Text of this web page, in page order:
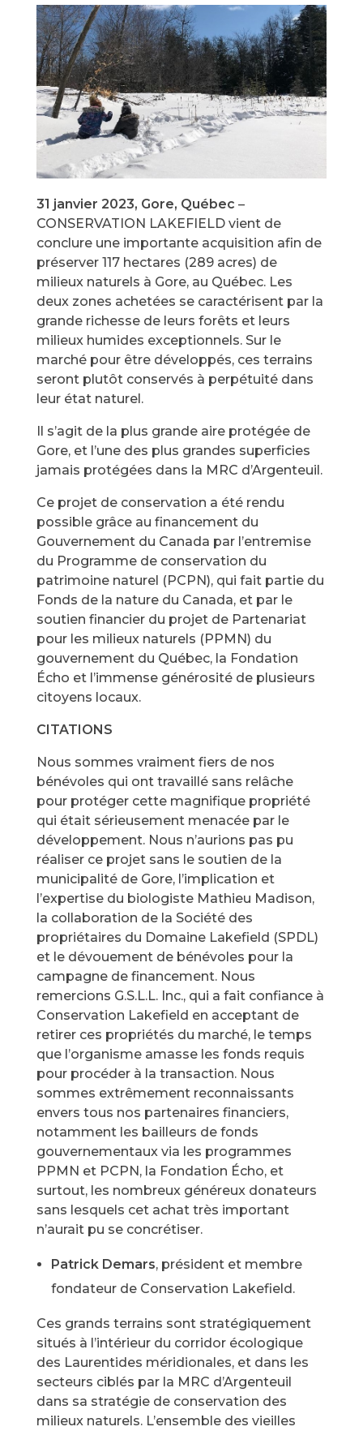
31 janvier 2023, Gore, Québec –
CONSERVATION LAKEFIELD vient de
conclure une importante acquisition afin de
préserver 117 hectares (289 acres) de
milieux naturels à Gore, au Québec. Les
deux zones achetées se caractérisent par la
grande richesse de leurs forêts et leurs
milieux humides exceptionnels. Sur le
marché pour être développés, ces terrains
seront plutôt conservés à perpétuité dans
leur état naturel.
Il s’agit de la plus grande aire protégée de
Gore, et l’une des plus grandes superficies
jamais protégées dans la MRC d’Argenteuil.
Ce projet de conservation a été rendu
possible grâce au financement du
Gouvernement du Canada par l’entremise
du Programme de conservation du
patrimoine naturel (PCPN), qui fait partie du
Fonds de la nature du Canada, et par le
soutien financier du projet de Partenariat
pour les milieux naturels (PPMN) du
gouvernement du Québec, la Fondation
Écho et l’immense générosité de plusieurs
citoyens locaux.
CITATIONS
Nous sommes vraiment fiers de nos
bénévoles qui ont travaillé sans relâche
pour protéger cette magnifique propriété
qui était sérieusement menacée par le
développement. Nous n’aurions pas pu
réaliser ce projet sans le soutien de la
municipalité de Gore, l’implication et
l’expertise du biologiste Mathieu Madison,
la collaboration de la Société des
propriétaires du Domaine Lakefield (SPDL)
et le dévouement de bénévoles pour la
campagne de financement. Nous
remercions G.S.L.L. Inc., qui a fait confiance à
Conservation Lakefield en acceptant de
retirer ces propriétés du marché, le temps
que l’organisme amasse les fonds requis
pour procéder à la transaction. Nous
sommes extrêmement reconnaissants
envers tous nos partenaires financiers,
notamment les bailleurs de fonds
gouvernementaux via les programmes
PPMN et PCPN, la Fondation Écho, et
surtout, les nombreux généreux donateurs
sans lesquels cet achat très important
n’aurait pu se concrétiser.
Patrick Demars, président et membre
fondateur de Conservation Lakefield.
Ces grands terrains sont stratégiquement
situés à l’intérieur du corridor écologique
des Laurentides méridionales, et dans les
secteurs ciblés par la MRC d’Argenteuil
dans sa stratégie de conservation des
milieux naturels. L’ensemble des vieilles